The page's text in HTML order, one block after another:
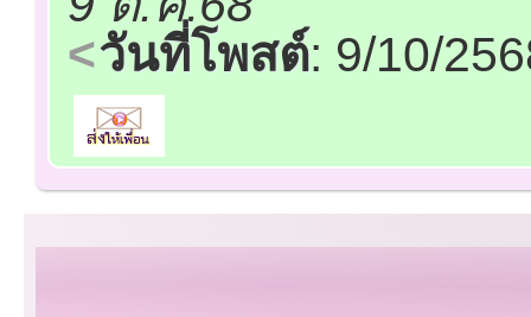
วันที่โพสต์: 9/10/